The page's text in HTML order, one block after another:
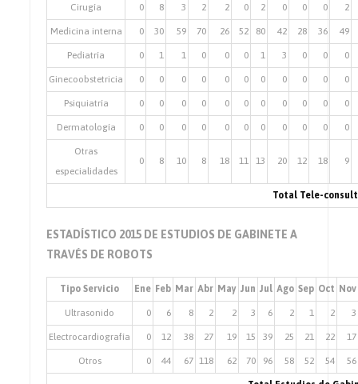
Cirugía 0 8 3 2 2 0 2 0 0 0 2
Medicina interna 0 30 59 70 26 52 80 42 28 36 49
Pediatría 0 1 1 0 0 0 1 3 0 0 0
Ginecoobstetricia 0 0 0 0 0 0 0 0 0 0 0
Psiquiatría 0 0 0 0 0 0 0 0 0 0 0
Dermatología 0 0 0 0 0 0 0 0 0 0 0
Otras
especialidades
0 8 10 8 18 11 13 20 12 18 9
Total Tele-
ESTADÍSTICO 2015 DE ESTUDIOS DE GABINETE A
TRAVÉS DE ROBOTS
Tipo Servicio Ene Feb Mar Abr May Jun Jul Ago Sep Oct Nov
Ultrasonido 0 6 8 2 2 3 6 2 1 2 3
Electrocardiografía 0 12 38 27 19 15 39 25 21 22 17
Otros 0 44 67 118 62 70 96 58 52 54 56